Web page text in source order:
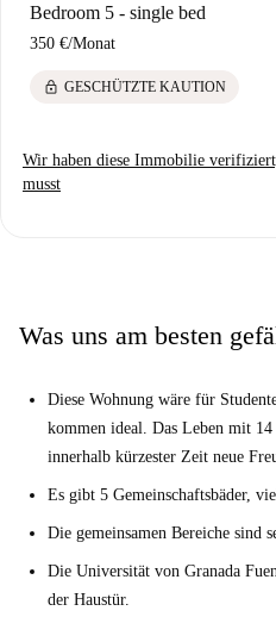
Bedroom 5 - single bed
350 €/Monat
lock GESCHÜTZTE KAUTION
Wir haben diese Immobilie
musst
Was uns am besten
Diese Wohnung wäre für
kommen ideal. Das Leben mit
innerhalb kürzester Zeit neue
Es gibt 5 Gemeinschaftsbäder,
Die gemeinsamen Bereiche sind
Die Universität von Granada
der Haustür.